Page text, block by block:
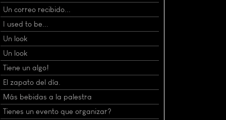
Un correo recibido...
I used to be...
Un look
Un look
Tiene un algo!
El zapato del día.
Más bebidas a la palestra
Tienes un evento que organizar?